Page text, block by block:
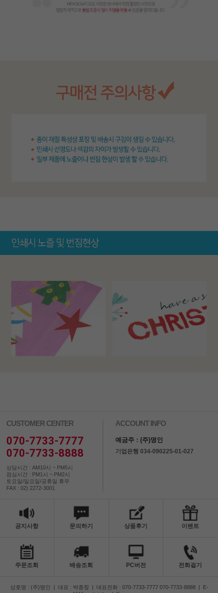
CUSTOMER CENTER
070-7733-7777
070-7733-8888
상담시간 : AM10시 ~ PM5시
점심시간 : PM1시 ~ PM2시
토요일/일요일/공휴일 휴무
FAX : 02) 2272-3001
ACCOUNT INFO
예금주 : (주)명인
기업은행 034-090225-01-027
공지사항 문의하기 상품후기 이벤트
주문조회 배송조회 PC버전 전화걸기
상호명 : (주)명인 | 대표 : 박종창 | 대표전화 : 070-7733-7777 070-7733-8888 | E-